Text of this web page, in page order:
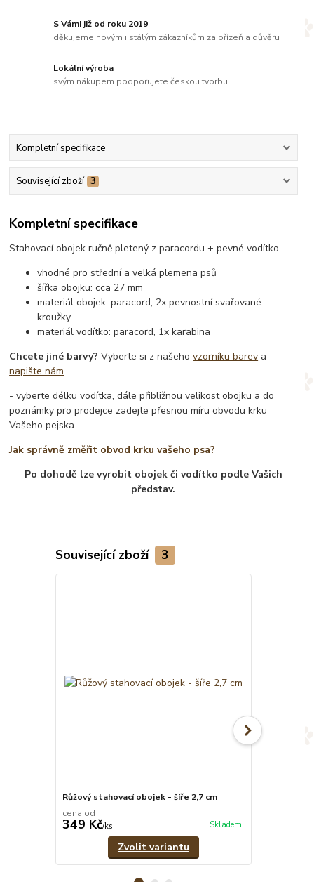
S Vámi již od roku 2019
děkujeme novým i stálým zákazníkům za přízeň a důvěru
Lokální výroba
svým nákupem podporujete českou tvorbu
Kompletní specifikace
Související zboží 3
Kompletní specifikace
Stahovací obojek ručně pletený z paracordu + pevné vodítko
vhodné pro střední a velká plemena psů
šířka obojku: cca 27 mm
materiál obojek: paracord, 2x pevnostní svařované
kroužky
materiál vodítko: paracord, 1x karabina
Chcete jiné barvy? Vyberte si z našehovzorníku barev a
napište nám.
- vyberte délku vodítka, dále přibližnou velikost obojku a do
poznámky pro prodejce zadejte přesnou míru obvodu krku
Vašeho pejska
Jak správně změřit obvod krku vašeho psa?
Po dohodě lze vyrobit obojek či vodítko podle Vašich
představ.
Související zboží 3
Růžový stahovací obojek - šíře 2,7 cm
cena od
349 Kč/ks Skladem
Zvolit variantu